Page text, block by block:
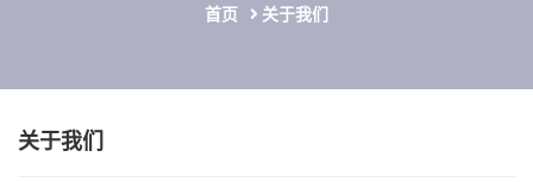
首页 关于我们
关于我们